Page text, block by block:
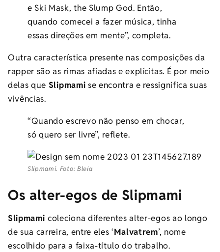
e Ski Mask, the Slump God. Então,
quando comecei a fazer música, tinha
essas direções em mente”, completa.
Outra característica presente nas composições da
rapper são as rimas afiadas e explícitas. É por meio
delas que Slipmami se encontra e ressignifica suas
vivências.
“Quando escrevo não penso em chocar,
só quero ser livre”, reflete.
Slipmami. Foto: Bleia
Os alter-egos de Slipmami
Slipmamicoleciona diferentes alter-egos ao longo
de sua carreira, entre eles ‘Malvatrem’, nome
escolhido para a faixa-título do trabalho.